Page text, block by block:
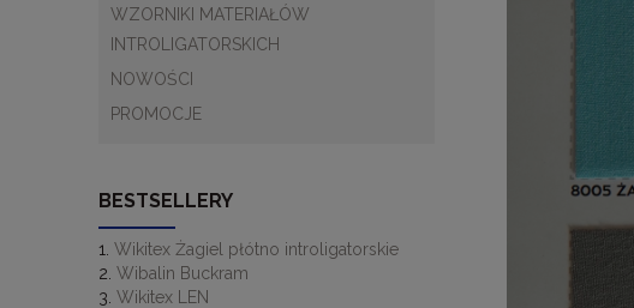
WZORNIKI MATERIAŁÓW
INTROLIGATORSKICH
NOWOŚCI
PROMOCJE
BESTSELLERY
Wikitex Żagiel płótno introligatorskie
Wibalin Buckram
Wikitex LEN